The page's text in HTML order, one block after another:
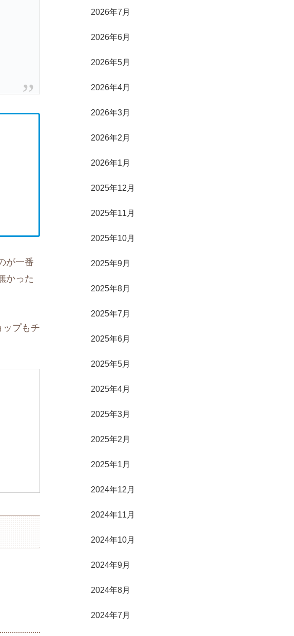
が一番
かった
ップもチ
2026年7月
2026年6月
2026年5月
2026年4月
2026年3月
2026年2月
2026年1月
2025年12月
2025年11月
2025年10月
2025年9月
2025年8月
2025年7月
2025年6月
2025年5月
2025年4月
2025年3月
2025年2月
2025年1月
2024年12月
2024年11月
2024年10月
2024年9月
2024年8月
2024年7月